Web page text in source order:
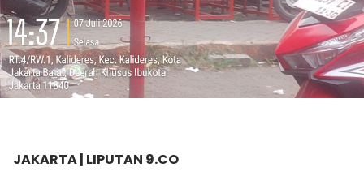
JAKARTA | LIPUTAN 9.CO